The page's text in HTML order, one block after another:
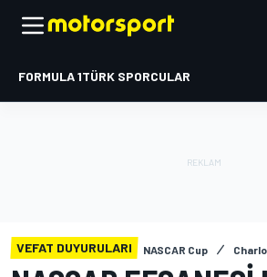
FORMULA 1TÜRK SPORCULAR
VEFAT DUYURULARI NASCAR Cup